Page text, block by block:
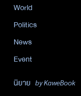
World
Politics
News
Event
นิยาย by KaweBook